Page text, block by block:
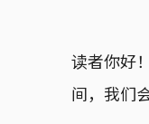
读者你好
间，我们